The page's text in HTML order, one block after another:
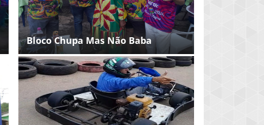
Bloco Chupa Mas Não Baba